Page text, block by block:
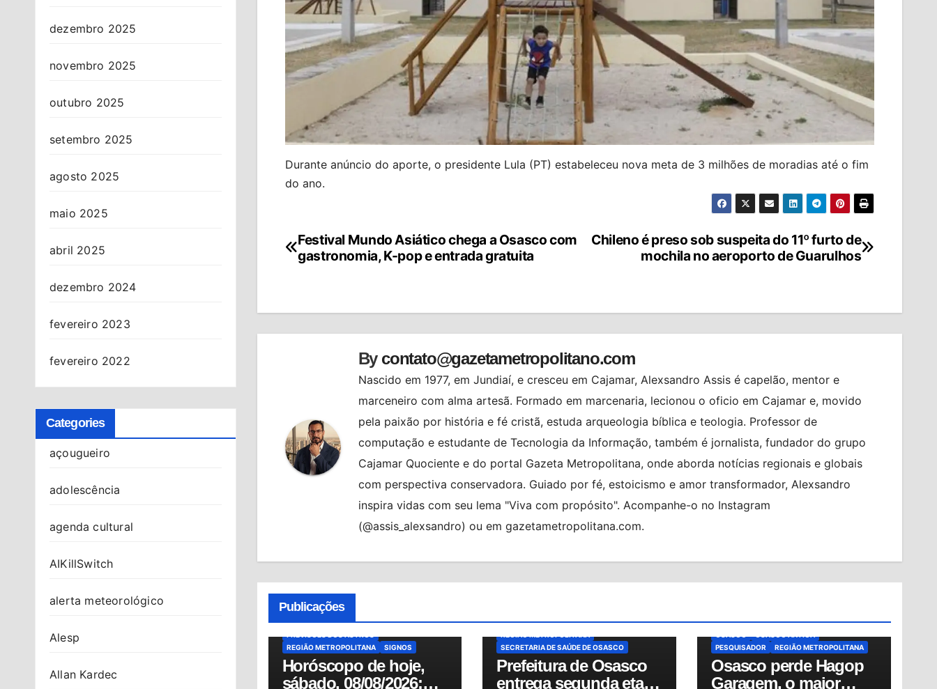
dezembro 2025
novembro 2025
outubro 2025
setembro 2025
agosto 2025
maio 2025
abril 2025
dezembro 2024
fevereiro 2023
fevereiro 2022
Categories
açougueiro
adolescência
agenda cultural
AIKillSwitch
alerta meteorológico
Alesp
Allan Kardec
Durante anúncio do aporte, o presidente Lula (PT) estabeleceu nova meta de 3 milhões de moradias até o fim
do ano.
Navegação
Chileno é preso sob suspeita do 11º furto de
mochila no aeroporto de Guarulhos
Festival Mundo Asiático chega a Osasco com
gastronomia, K-pop e entrada gratuita
By contato@gazetametropolitano.com
Nascido em 1977, em Jundiaí, e cresceu em Cajamar, Alexsandro Assis é capelão, mentor e
marceneiro com alma artesã. Formado em marcenaria, lecionou o oficio em Cajamar e, movido
pela paixão por história e fé cristã, estuda arqueologia bíblica e teologia. Professor de
computação e estudante de Tecnologia da Informação, também é jornalista, fundador do grupo
Cajamar Quociente e do portal Gazeta Metropolitana, onde aborda notícias regionais e globais
com perspectiva conservadora. Guiado por fé, estoicismo e amor transformador, Alexsandro
inspira vidas com seu lema "Viva com propósito". Acompanhe-o no Instagram
(@assis_alexsandro) ou em gazetametropolitana.com.
Publicações
ALMANAQUE BRASIL
HORÓSCOPO
HORÓSCOPO DO DIA
OSASCO
PREVISÕES
REGIÃO METROPOLITANA
SIGNOS
Horóscopo de hoje,
sábado, 08/08/2026:
MODERNIZAÇÃO HOSPITALAR
MUNDO
PS ANDRÉ SACCO
REFORMA DA SAÚDE
SECRETARIA DE SAÚDE DE OSASCO
Prefeitura de Osasco
entrega segunda etapa
GERSON PESSOA
HAGOP GARAGEM
MEMÓRIA DE OSASCO
MUNDO
NOTÍCIAS
PESQUISADOR
REGIÃO METROPOLITANA
Osasco perde Hagop
Garagem, o maior